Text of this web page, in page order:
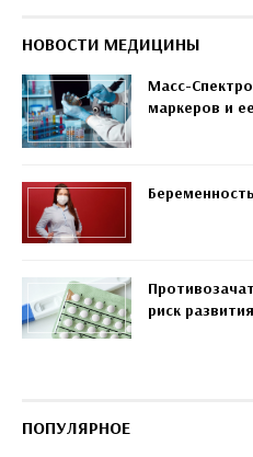
НОВОСТИ МЕДИЦИНЫ
Масс-
маркеров и
риск
ПОПУЛЯРНОЕ